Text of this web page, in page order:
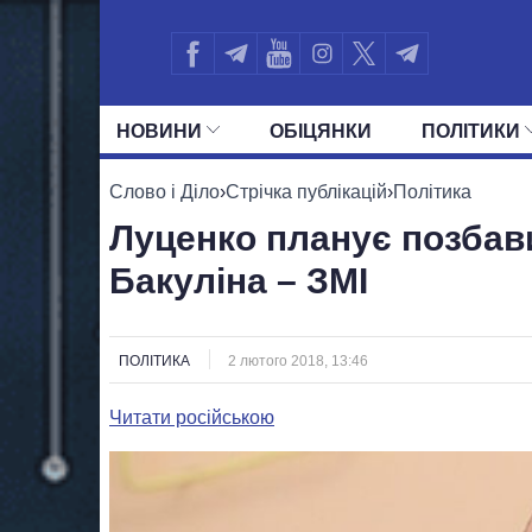
НОВИНИ ОБIЦЯНКИ ПОЛIТИКИ
УСІ ПОЛІТИКИ ПРЕЗИДЕНТ І ОФІС
Слово і Діло›Стрічка публікацій›Політика
Луценко планує
Бакуліна – ЗМІ
ПОЛІТИКА 2 лютого 2018, 13:46
Читати російською